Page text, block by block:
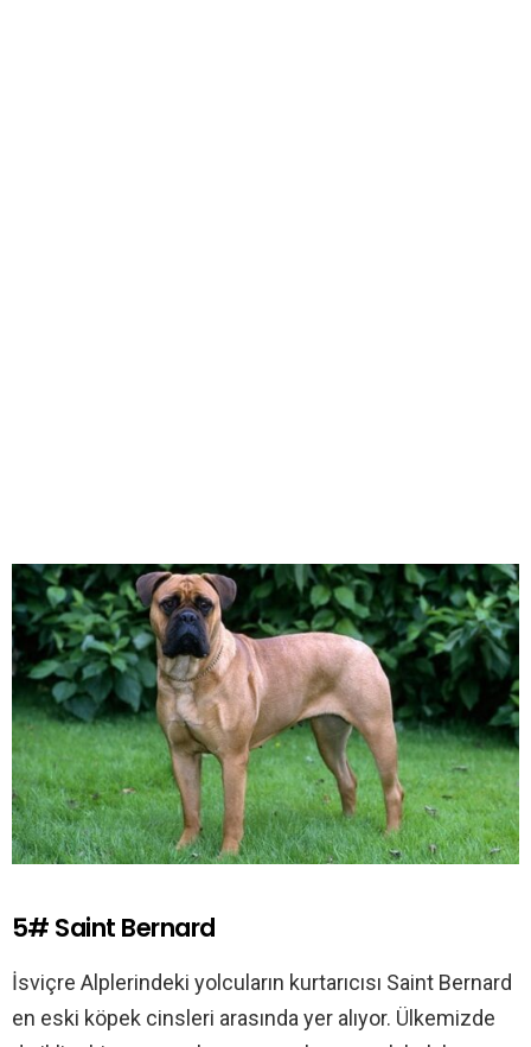
5# Saint Bernard
İsviçre Alplerindeki yolcuların kurtarıcısı Saint Bernard
en eski köpek cinsleri arasında yer alıyor. Ülkemizde